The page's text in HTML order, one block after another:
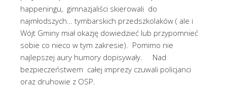
happeningu, gimnazjaliści skierowali do
najmłodszych… tymbarskich przedszkolaków ( ale i
Wójt Gminy miał okazję dowiedzieć lub przypomnieć
sobie co nieco w tym zakresie). Pomimo nie
najlepszej aury humory dopisywały. Nad
bezpieczeństwem całej imprezy czuwali policjanci
oraz druhowie z OSP.